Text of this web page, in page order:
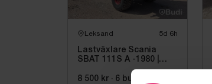
Leksand 5d 6h
Lastväxlare Scania
SBAT 111S A -1980 |
8 500 kr · 6 bud